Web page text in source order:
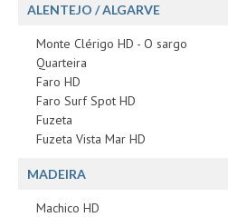
ALENTEJO / ALGARVE
Monte Clérigo HD - O sargo
Quarteira
Faro HD
Faro Surf Spot HD
Fuzeta
Fuzeta Vista Mar HD
MADEIRA
Machico HD